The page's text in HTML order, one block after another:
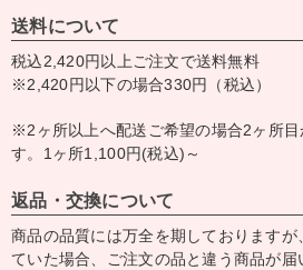
送料について
税込2,420円以上ご注文で送料無料
※2,420円以下の場合330円（税込）
※2ヶ所以上へ配送ご希望の場合2ヶ所
す。1ヶ所1,100円(税込)～
返品・交換について
商品の品質には万全を期しておりますが
ていた場合、ご注文の品と違う商品が